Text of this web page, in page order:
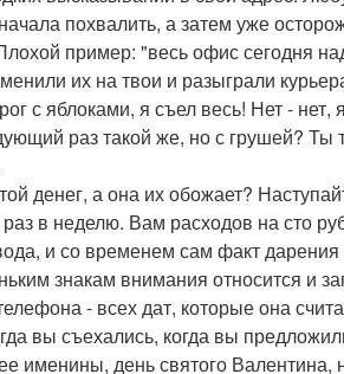
похвалить, а затем уже
пример: "весь офис сегодня
их на твои и разыграли
с яблоками, я съел весь! Нет -
раз такой же, но с грушей? Ты
денег, а она их обожает?
в неделю. Вам расходов на сто
и со временем сам факт дарения
знакам внимания относится и
- всех дат, которые она
вы съехались, когда вы
именины, день святого Валентина,